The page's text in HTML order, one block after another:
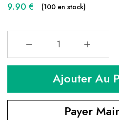
9.90 € (100 en stock)
Ajouter Au
Payer